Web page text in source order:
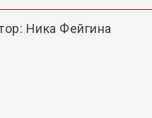
Ника Фейгина